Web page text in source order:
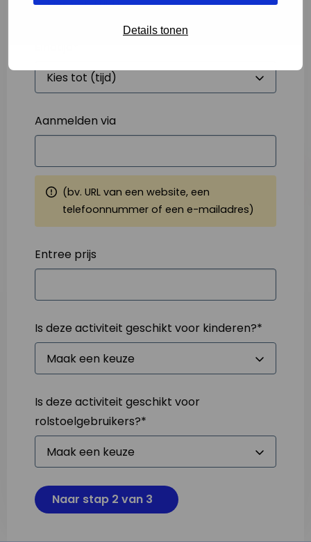
Details tonen
Aanmelden via
(bv. URL van een website, een
telefoonnummer of een e-mailadres)
Entree prijs
Is deze activiteit geschikt voor kinderen?*
Is deze activiteit geschikt voor
rolstoelgebruikers?*